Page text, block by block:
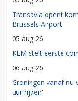
Transavia opent
Brussels Airport
05 aug 26
KLM stelt eerste
06 aug 26
Groningen vanaf nu
uur rijden'